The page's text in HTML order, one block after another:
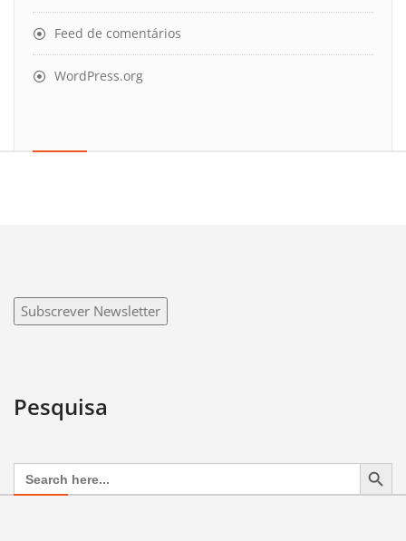
Feed de comentários
WordPress.org
Subscrever Newsletter
Pesquisa
Search
for:
Search Button